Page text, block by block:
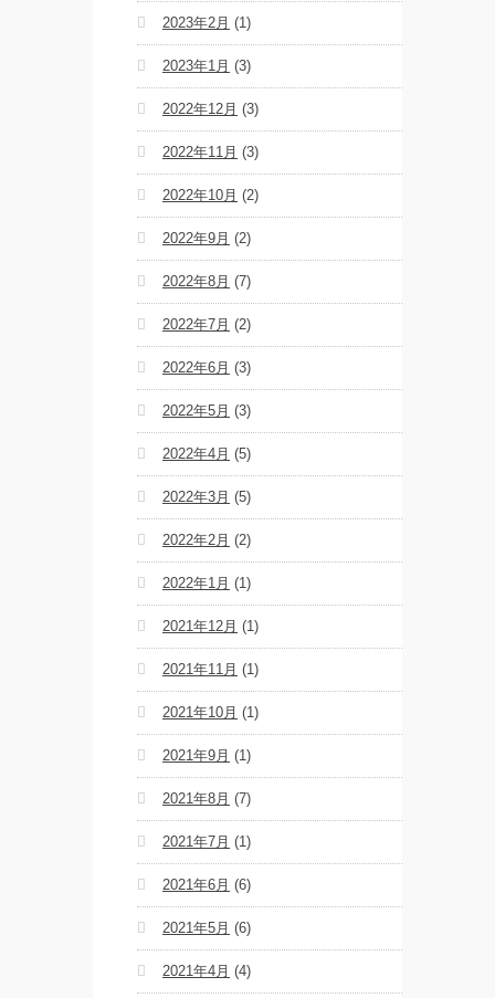
2023年2月 (1)
2023年1月 (3)
2022年12月 (3)
2022年11月 (3)
2022年10月 (2)
2022年9月 (2)
2022年8月 (7)
2022年7月 (2)
2022年6月 (3)
2022年5月 (3)
2022年4月 (5)
2022年3月 (5)
2022年2月 (2)
2022年1月 (1)
2021年12月 (1)
2021年11月 (1)
2021年10月 (1)
2021年9月 (1)
2021年8月 (7)
2021年7月 (1)
2021年6月 (6)
2021年5月 (6)
2021年4月 (4)